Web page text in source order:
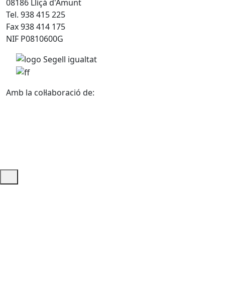
08186 Lliçà d'Amunt
Tel. 938 415 225
Fax 938 414 175
NIF P0810600G
Amb la col·laboració de: